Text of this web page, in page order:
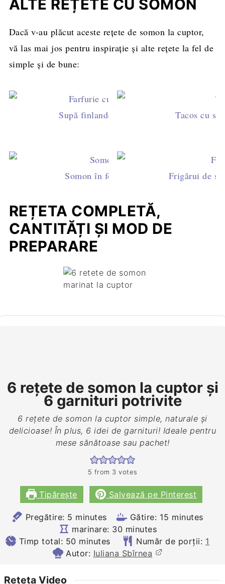
ALTE REȚETE CU SOMON
Dacă v-au plăcut aceste rețete de somon la cuptor,
vă las mai jos pentru inspirație și alte rețete la fel de
simple și de bune:
Supă finlandeză de somon (Lohikeitto)
Tacos cu
Somon în foietaj (Somon en croûte)
Frigărui de
REȚETA COMPLETĂ,
CANTITĂȚI ȘI MOD DE
PREPARARE
6 rețete de somon la cuptor și
6 garnituri potrivite
6 rețete de somon la cuptor simple, naturale și
delicioase! În plus, 6 idei de garnituri! Ideale pentru
mese sănătoase sau pachet!
5 from 3 votes
Tipărește Salvează pe Pinterest
Pregătire: 5 minutes
minutes Gătire: 15 minutes
minutes
marinare: 30minutes
minutes
Timp total: 50minutes
minutes Număr de porții: 1
Autor: Iuliana Sbîrnea
Rețeta Video